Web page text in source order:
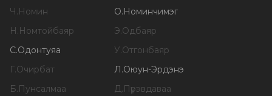
Ч.Номин О.Номинчимэг
Н.Номтойбаяр Э.Одбаяр
С.Одонтуяа У.Отгонбаяр
Г.Очирбат Л.Оюун-Эрдэнэ
Б.Пунсалмаа Д.Пүрэвдаваа